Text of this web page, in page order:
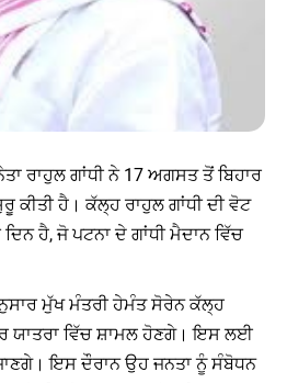
ਰਾਹੁਲ ਗਾਂਧੀ ਨੇ 17 ਅਗਸਤ ਤੋਂ ਬਿਹਾਰ
ਕੀਤੀ ਹੈ। ਕੱਲ੍ਹ ਰਾਹੁਲ ਗਾਂਧੀ ਦੀ ਵੋਟ
ਹੈ, ਜੋ ਪਟਨਾ ਦੇ ਗਾਂਧੀ ਮੈਦਾਨ ਵਿੱਚ
ਮੁੱਖ ਮੰਤਰੀ ਹੇਮੰਤ ਸੋਰੇਨ ਕੱਲ੍ਹ
ਯਾਤਰਾ ਵਿੱਚ ਸ਼ਾਮਲ ਹੋਣਗੇ। ਇਸ ਲਈ
ਇਸ ਦੌਰਾਨ ਉਹ ਜਨਤਾ ਨੂੰ ਸੰਬੋਧਨ